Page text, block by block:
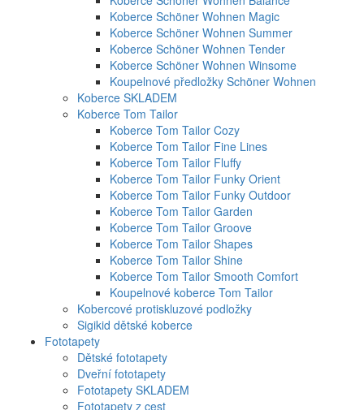
Koberce Schöner Wohnen Magic
Koberce Schöner Wohnen Summer
Koberce Schöner Wohnen Tender
Koberce Schöner Wohnen Winsome
Koupelnové předložky Schöner Wohnen
Koberce SKLADEM
Koberce Tom Tailor
Koberce Tom Tailor Cozy
Koberce Tom Tailor Fine Lines
Koberce Tom Tailor Fluffy
Koberce Tom Tailor Funky Orient
Koberce Tom Tailor Funky Outdoor
Koberce Tom Tailor Garden
Koberce Tom Tailor Groove
Koberce Tom Tailor Shapes
Koberce Tom Tailor Shine
Koberce Tom Tailor Smooth Comfort
Koupelnové koberce Tom Tailor
Kobercové protiskluzové podložky
Sigikid dětské koberce
Fototapety
Dětské fototapety
Dveřní fototapety
Fototapety SKLADEM
Fototapety z cest